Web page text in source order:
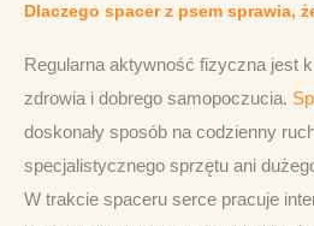
Dlaczego spacer z psem sprawia,
Regularna aktywność fizyczna jest
zdrowia i dobrego samopoczucia.
doskonały sposób na codzienny
specjalistycznego sprzętu ani
W trakcie spaceru serce pracuje